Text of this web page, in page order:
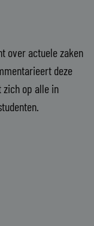
over actuele zaken
deze
op alle in